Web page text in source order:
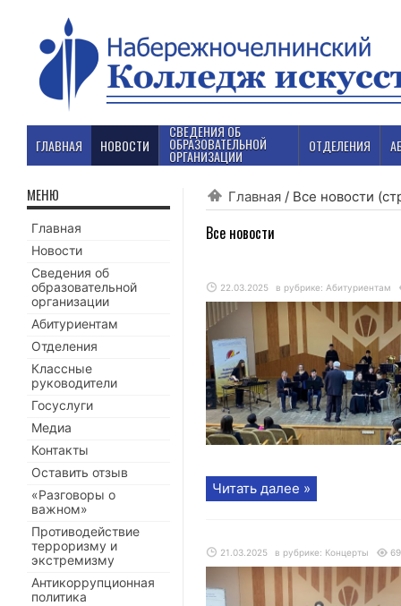
ГЛАВНАЯ НОВОСТИ
СВЕДЕНИЯ ОБ
ОБРАЗОВАТЕЛЬНОЙ
ОРГАНИЗАЦИИ
ОТДЕЛЕНИЯ
Главная / Все новости
Все новости
22.03.2025 в рубрике: Абитуриентам
Читать далее »
21.03.2025 в рубрике: Концерты
МЕНЮ
Главная
Новости
Сведения об
образовательной
организации
Абитуриентам
Отделения
Классные
руководители
Госуслуги
Медиа
Контакты
Оставить отзыв
«Разговоры о
важном»
Противодействие
терроризму и
экстремизму
Антикоррупционная
политика